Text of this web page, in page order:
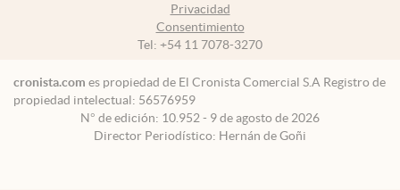
Privacidad
Consentimiento
Tel: +54 11 7078-3270
cronista.com es propiedad de El Cronista Comercial S.A Registro de
propiedad intelectual: 56576959
N° de edición: 10.952 - 9 de agosto de 2026
Director Periodístico: Hernán de Goñi